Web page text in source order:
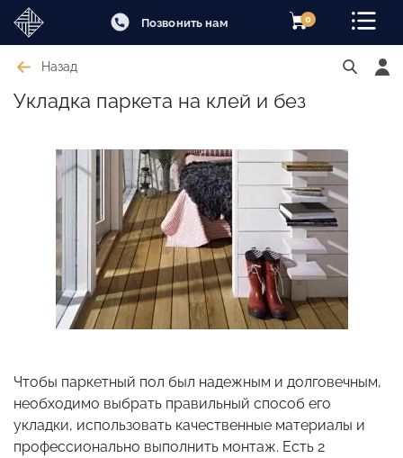
Позвонить нам 0
Назад
Укладка паркета на клей и без
Чтобы паркетный пол был надежным и долговечным,
необходимо выбрать правильный способ его
укладки, использовать качественные материалы и
профессионально выполнить монтаж. Есть 2